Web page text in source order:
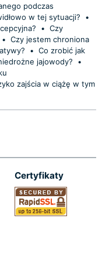
podczas
w tej sytuacji?
•
• Czy
• Czy jestem chroniona
• Co zrobić jak
jajowody?
•
zajścia w ciążę w tym
Certyfikaty